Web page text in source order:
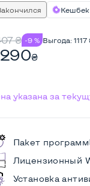
Кешбек
₴ -9 % Выгода: 1117
290₴
указана за
Пакет программ
Лицензионный
Установка